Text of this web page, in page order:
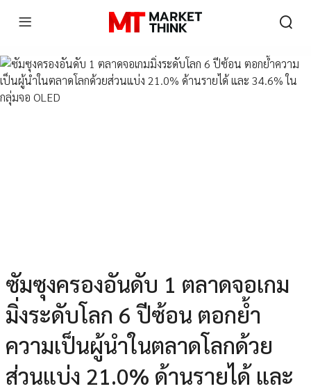
ซัมซุงครองอันดับ 1 ตลาดจอเกม
มิ่งระดับโลก 6 ปีซ้อน ตอกย้ำ
ความเป็นผู้นำในตลาดโลกด้วย
ส่วนแบ่ง 21.0% ด้านรายได้ และ